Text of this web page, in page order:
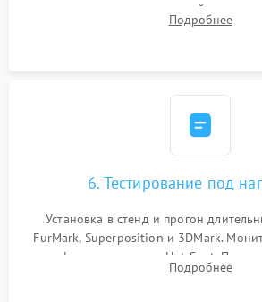
термопрокладок правильной толщины
питания. Монтаж радиатора и
Подробнее
6. Тестирование под
Установка в стенд и прогон
FurMark, Superposition и 3DMark.
графического чипа и Hot Spot.
артефактов изображения, вылетов
Подробнее